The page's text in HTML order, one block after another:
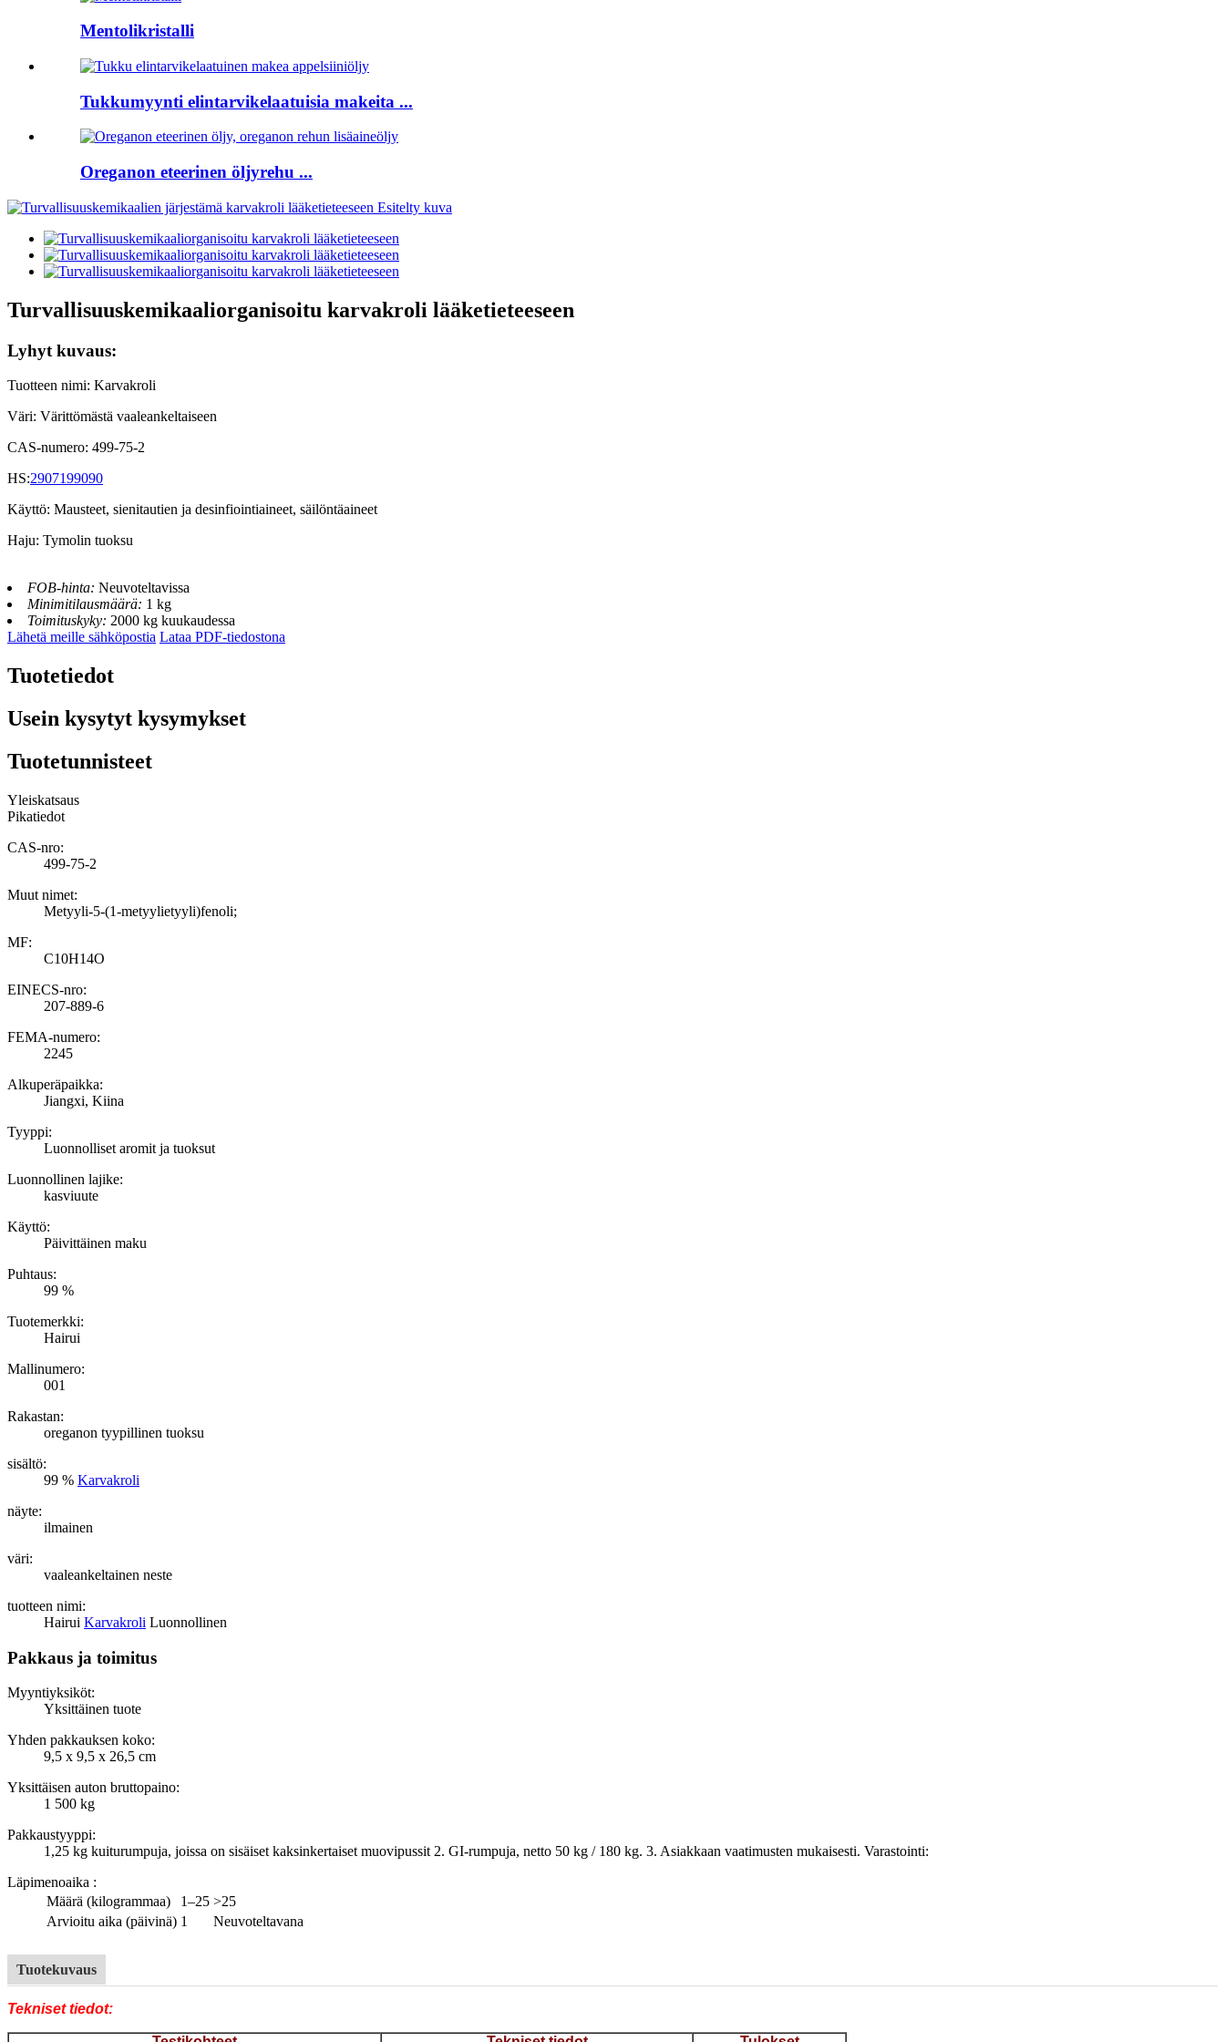
Mentolikristalli
Tukkumyynti elintarvikelaatuisia makeita ...
Oreganon eteerinen öljyrehu ...
Turvallisuuskemikaaliorganisoitu karvakroli lääketieteeseen
Lyhyt kuvaus:
Tuotteen nimi: Karvakroli
Väri: Värittömästä vaaleankeltaiseen
CAS-numero: 499-75-2
HS:2907199090
Käyttö: Mausteet, sienitautien ja desinfiointiaineet, säilöntäaineet
Haju: Tymolin tuoksu
FOB-hinta: Neuvoteltavissa
Minimitilausmäärä: 1 kg
Toimituskyky: 2000 kg kuukaudessa
Lähetä meille sähköpostia Lataa PDF-tiedostona
Tuotetiedot
Usein kysytyt kysymykset
Tuotetunnisteet
Yleiskatsaus
Pikatiedot
CAS-nro:
499-75-2
Muut nimet:
Metyyli-5-(1-metyylietyyli)fenoli;
MF:
C10H14O
EINECS-nro:
207-889-6
FEMA-numero:
2245
Alkuperäpaikka:
Jiangxi, Kiina
Tyyppi:
Luonnolliset aromit ja tuoksut
Luonnollinen lajike:
kasviuute
Käyttö:
Päivittäinen maku
Puhtaus:
99 %
Tuotemerkki:
Hairui
Mallinumero:
001
Rakastan:
oreganon tyypillinen tuoksu
sisältö:
99 % Karvakroli
näyte:
ilmainen
väri:
vaaleankeltainen neste
tuotteen nimi:
Hairui Karvakroli Luonnollinen
Pakkaus ja toimitus
Myyntiyksiköt:
Yksittäinen tuote
Yhden pakkauksen koko:
9,5 x 9,5 x 26,5 cm
Yksittäisen auton bruttopaino:
1 500 kg
Pakkaustyyppi:
1,25 kg kuiturumpuja, joissa on sisäiset kaksinkertaiset muovipussit 2. GI-rumpuja, netto 50 kg / 180 kg. 3. Asiakkaan vaatimusten mukaisesti. Varastointi:
Läpimenoaika :
Määrä (kilogrammaa)
1–25 >25
Arvioitu aika (päivinä) 1 Neuvoteltavana
Tuotekuvaus
Tekniset tiedot: